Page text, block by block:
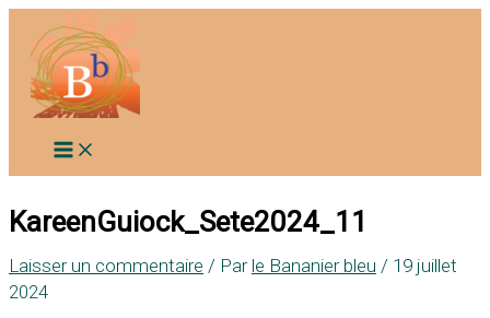
contenu
KareenGuiock_Sete2024_11
Laisser un commentaire / Par le Bananier bleu / 19 juillet
2024